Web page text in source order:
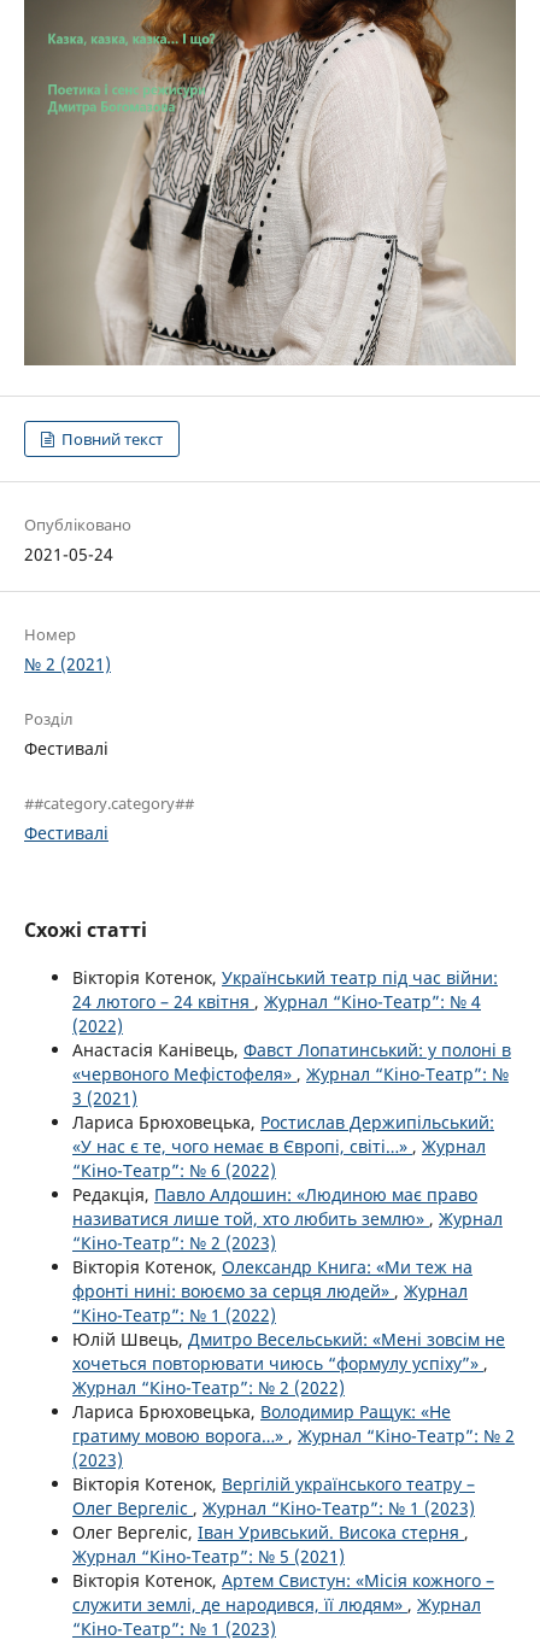
Повний текст
Опубліковано
2021-05-24
Номер
№ 2 (2021)
Розділ
Фестивалі
##category.category##
Фестивалі
Схожі статті
Вікторія Котенок, Український театр під час війни:
24 лютого – 24 квітня , Журнал “Кіно-Театр”: № 4
(2022)
Анастасія Канівець, Фавст Лопатинський: у полоні в
«червоного Мефістофеля» , Журнал “Кіно-Театр”: №
3 (2021)
Лариса Брюховецька, Ростислав Держипільський:
«У нас є те, чого немає в Європі, світі…» , Журнал
“Кіно-Театр”: № 6 (2022)
Редакція, Павло Алдошин: «Людиною має право
називатися лише той, хто любить землю» , Журнал
“Кіно-Театр”: № 2 (2023)
Вікторія Котенок, Олександр Книга: «Ми теж на
фронті нині: воюємо за серця людей» , Журнал
“Кіно-Театр”: № 1 (2022)
Юлій Швець, Дмитро Весельський: «Мені зовсім не
хочеться повторювати чиюсь “формулу успіху”» ,
Журнал “Кіно-Театр”: № 2 (2022)
Лариса Брюховецька, Володимир Ращук: «Не
гратиму мовою ворога…» , Журнал “Кіно-Театр”: № 2
(2023)
Вікторія Котенок, Вергілій українського театру –
Олег Вергеліс , Журнал “Кіно-Театр”: № 1 (2023)
Олег Вергеліс, Іван Уривський. Висока стерня ,
Журнал “Кіно-Театр”: № 5 (2021)
Вікторія Котенок, Артем Свистун: «Місія кожного –
служити землі, де народився, її людям» , Журнал
“Кіно-Театр”: № 1 (2023)